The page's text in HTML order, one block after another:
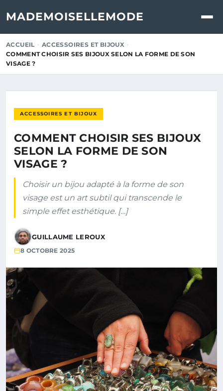
MADEMOISELLEMODE
ACCUEIL
ACCESSOIRES ET BIJOUX
COMMENT CHOISIR SES BIJOUX SELON LA FORME DE SON
VISAGE ?
ACCESSOIRES ET BIJOUX
COMMENT CHOISIR SES BIJOUX
SELON LA FORME DE SON
VISAGE ?
Choisir un bijou adapté à la forme de son
visage est un art subtil qui transcende le
simple effet esthétique. […]
GUILLAUME LEROUX
8 OCTOBRE 2025